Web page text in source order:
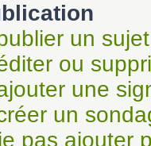
un
ou
une
un
pas ajouter